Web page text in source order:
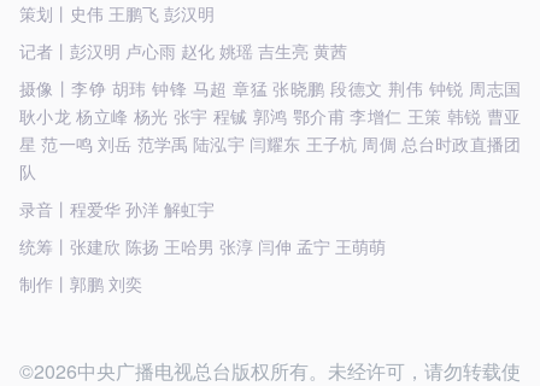
策划丨史伟 王鹏飞 彭汉明
记者丨彭汉明 卢心雨 赵化 姚瑶 吉生亮 黄茜
摄像丨李铮 胡玮 钟锋 马超 章猛 张晓鹏 段德文 荆伟 钟锐 周志国
耿小龙 杨立峰 杨光 张宇 程铖 郭鸿 鄂介甫 李增仁 王策 韩锐 曹亚
星 范一鸣 刘岳 范学禹 陆泓宇 闫耀东 王子杭 周倜 总台时政直播团
队
录音丨程爱华 孙洋 解虹宇
统筹丨张建欣 陈扬 王哈男 张淳 闫伸 孟宁 王萌萌
制作丨郭鹏 刘奕
©2026中央广播电视总台版权所有。未经许可，请勿转载使